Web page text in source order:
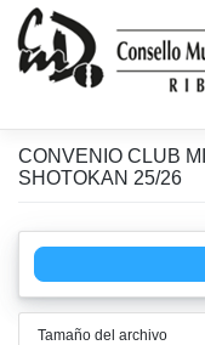
SaltarCONVENIO CLUB
SHOTOKAN 25/26
Tamaño del archivo